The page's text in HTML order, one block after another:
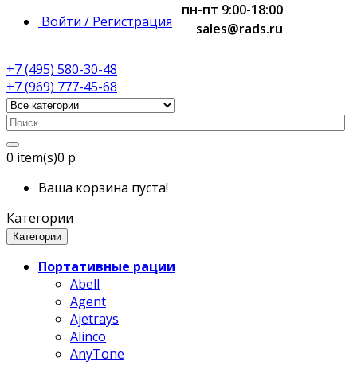
Войти / Регистрация
+7 (495) 580-30-48
+7 (969) 777-45-68
0 item(s)0 р
Ваша корзина пуста!
Категории
Категории
Портативные рации
Abell
Agent
Ajetrays
Alinco
AnyTone
пн-пт 9:00-18:00
sales@rads.ru